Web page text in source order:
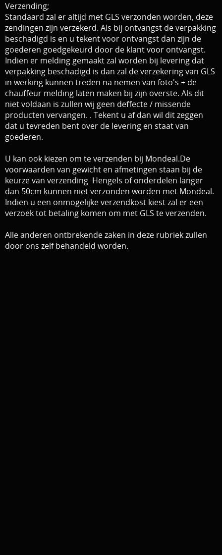
Verzending;
Standaard zal er altijd met GLS verzonden worden, deze
zendingen zijn verzekerd. Als bij ontvangst de verpakking
beschadigd is en u tekent voor ontvangst dan zijn de
goederen goedgekeurd door de klant voor ontvangst.
Indien er melding gemaakt zal worden bij levering dat
verpakking beschadigd is dan zal de verzekering van GLS
in werking kunnen treden na nemen van foto's + de
chauffeur melding laten maken bij zijn overste. Als dit
niet voldaan is zullen wij geen deffecte / missende
producten vervangen. . Tekent u af dan wil dit zeggen
dat u tevreden bent over de levering en staat van
goederen.
U kan ook kiezen om te verzenden bij Mondeal.De
voorwaarden van gewicht en afmetingen staan bij de
keurze van verzending Hengels of onderdelen langer
dan 50cm kunnen niet verzonden worden met Mondeal.
Indien u een onmogelijke verzendkost kiest zal er een
verzoek tot betaling komen om met GLS te verzenden.
Alle anderen ontbrekende zaken in deze rubriek zullen
door ons zelf behandeld worden.